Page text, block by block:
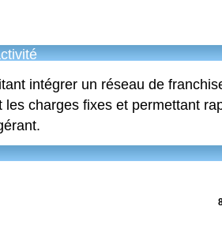
intégrer un réseau de
les charges fixes et permettant